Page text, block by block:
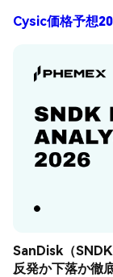
Cysic価格予想
SanDisk（
反発か下落か徹